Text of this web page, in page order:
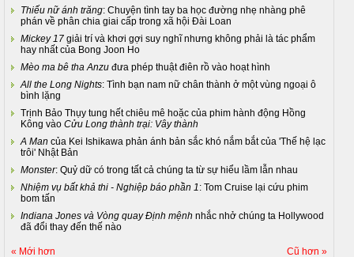
Thiếu nữ ánh trăng: Chuyện tình tay ba học đường nhẹ nhàng phê
phán về phân chia giai cấp trong xã hội Đài Loan
Mickey 17 giải trí và khơi gợi suy nghĩ nhưng không phải là tác phẩm
hay nhất của Bong Joon Ho
Mèo ma bê tha Anzu đưa phép thuật điên rồ vào hoạt hình
All the Long Nights: Tình bạn nam nữ chân thành ở một vùng ngoại ô
bình lặng
Trịnh Bảo Thụy tung hết chiêu mê hoặc của phim hành động Hồng
Kông vào Cửu Long thành trại: Vây thành
A Man của Kei Ishikawa phản ánh bản sắc khó nắm bắt của 'Thế hệ lạc
trôi' Nhật Bản
Monster: Quỷ dữ có trong tất cả chúng ta từ sự hiểu lầm lẫn nhau
Nhiệm vụ bất khả thi - Nghiệp báo phần 1: Tom Cruise lại cứu phim
bom tấn
Indiana Jones và Vòng quay Định mệnh nhắc nhở chúng ta Hollywood
đã đổi thay đến thế nào
« Mới hơn Cũ hơn »